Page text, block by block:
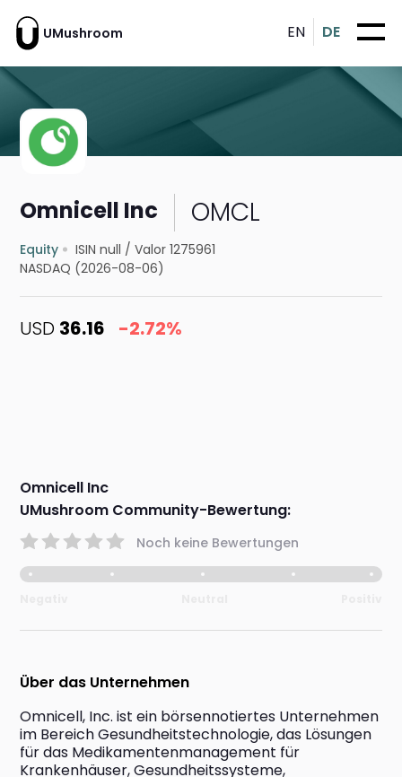
UMushroom EN DE
Omnicell Inc OMCL
Equity ISIN null /Valor 1275961
NASDAQ (2026-08-06)
USD 36.16 -2.72%
Omnicell Inc
UMushroom Community-Bewertung:
Noch keine Bewertungen
Über das Unternehmen
Omnicell, Inc. ist ein börsennotiertes Unternehmen
im Bereich Gesundheitstechnologie, das Lösungen
für das Medikamentenmanagement für
Krankenhäuser, Gesundheitssysteme,